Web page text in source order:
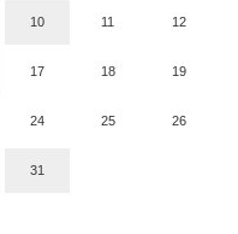
10 11 12
17 18 19
24 25 26
31